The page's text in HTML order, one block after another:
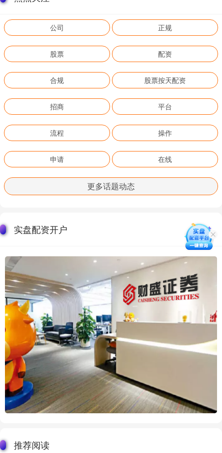
公司 正规
股票 配资
合规 股票按天配资
招商 平台
流程 操作
申请 在线
更多话题动态
实盘配资开户
推荐阅读